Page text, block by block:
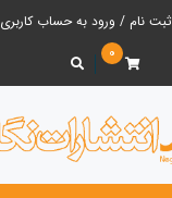
ثبت نام / ورود به حساب کاربری
۰